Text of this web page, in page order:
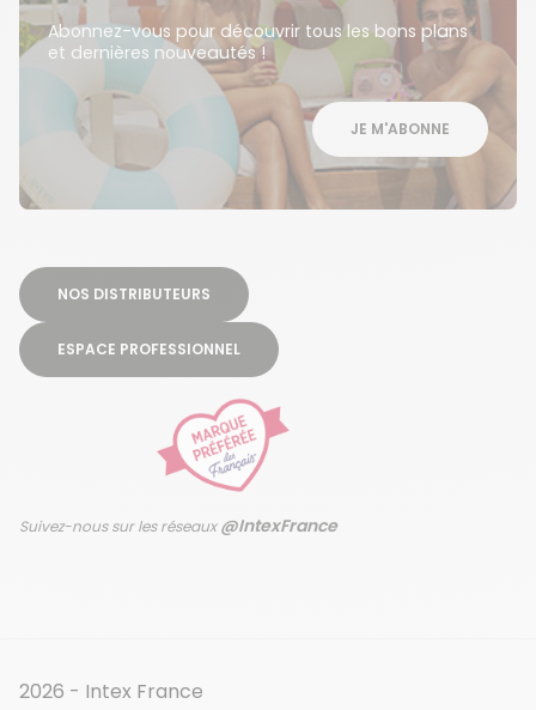
Abonnez-vous pour découvrir tous les bons plans
et dernières nouveautés !
JE M'ABONNE
NOS DISTRIBUTEURS
ESPACE PROFESSIONNEL
Suivez-nous sur les réseaux@IntexFrance
2026 - Intex France